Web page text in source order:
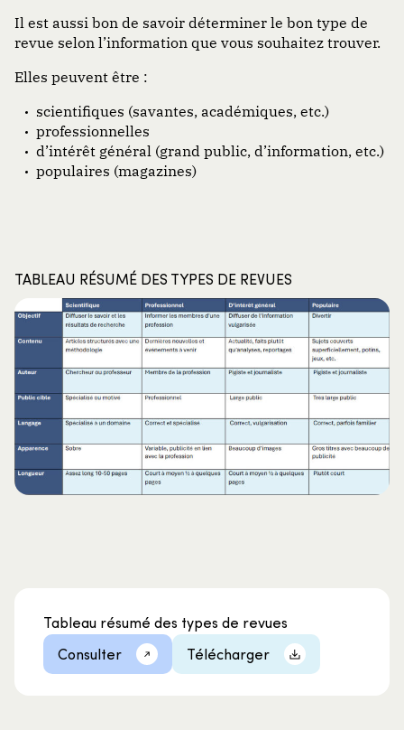
Il est aussi bon de savoir déterminer le bon type de
revue selon l’information que vous souhaitez trouver.
Elles peuvent être :
scientifiques (savantes, académiques, etc.)
professionnelles
d’intérêt général (grand public, d’information, etc.)
populaires (magazines)
TABLEAU RÉSUMÉ DES TYPES DE REVUES
Tableau résumé des types de revues
Consulter
Télécharger